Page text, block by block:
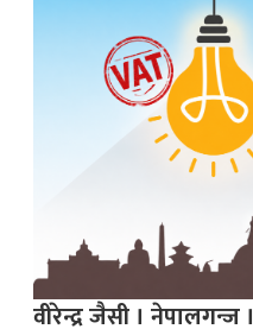
वीरेन्द्र जैसी । नेपालगन्ज ।